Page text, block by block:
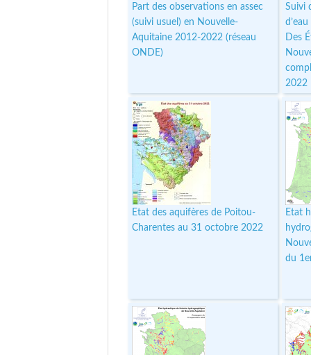
Part des observations en assec
(suivi usuel) en Nouvelle-
Aquitaine 2012-2022 (réseau
ONDE)
Suivi
Des
2022
Etat des aquifères de Poitou-
Charentes au 31 octobre 2022
Etat
du